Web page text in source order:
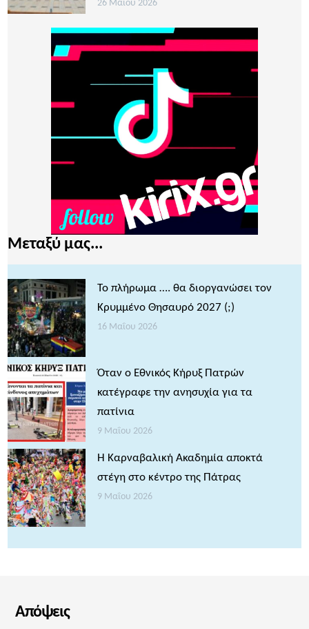
26 Μαΐου 2026
Μεταξύ μας...
Το πλήρωμα …. θα διοργανώσει τον
Κρυμμένο Θησαυρό 2027 (;)
16 Μαΐου 2026
Όταν ο Εθνικός Κήρυξ Πατρών
κατέγραφε την ανησυχία για τα
πατίνια
9 Μαΐου 2026
Η Καρναβαλική Ακαδημία αποκτά
στέγη στο κέντρο της Πάτρας
9 Μαΐου 2026
Απόψεις